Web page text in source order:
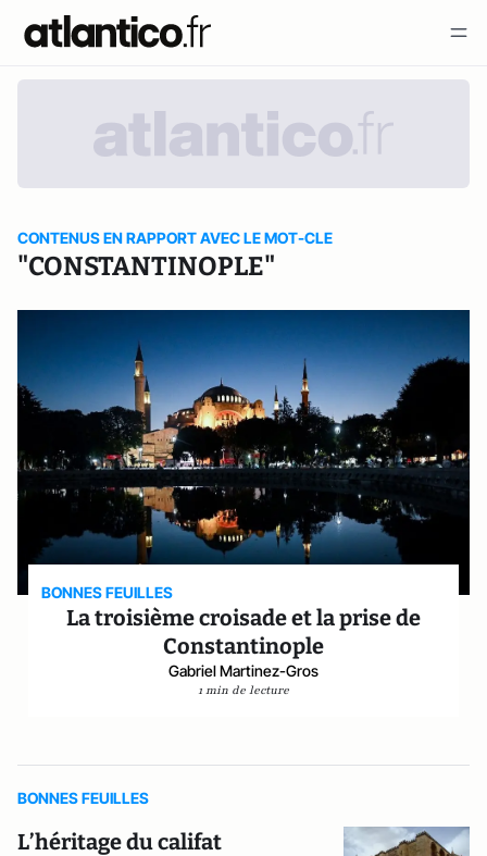
CONTENUS EN RAPPORT AVEC LE MOT-CLE
"CONSTANTINOPLE"
BONNES FEUILLES
La troisième croisade et la prise de
Constantinople
Gabriel Martinez-Gros
1 min de lecture
BONNES FEUILLES
L’héritage du califat